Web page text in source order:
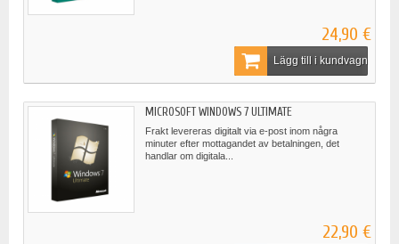
24,90 €
Lägg till i kundvagn
MICROSOFT WINDOWS 7 ULTIMATE
Frakt levereras digitalt via e-post inom några
minuter efter mottagandet av betalningen, det
handlar om digitala...
22,90 €